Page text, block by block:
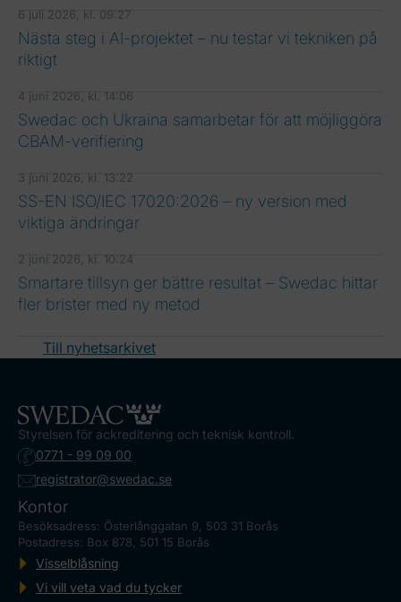
6 juli 2026, kl. 09:27
Nästa steg i AI-projektet – nu testar vi tekniken på
riktigt
4 juni 2026, kl. 14:06
Swedac och Ukraina samarbetar för att möjliggöra
CBAM-verifiering
3 juni 2026, kl. 13:22
SS-EN ISO/IEC 17020:2026 – ny version med
viktiga ändringar
2 juni 2026, kl. 10:24
Smartare tillsyn ger bättre resultat – Swedac hittar
fler brister med ny metod
Till nyhetsarkivet
Styrelsen för ackreditering och teknisk kontroll.
0771 - 99 09 00
registrator@swedac.se
Kontor
Besöksadress: Österlånggatan 9, 503 31 Borås
Postadress: Box 878, 501 15 Borås
Visselblåsning
Vi vill veta vad du tycker